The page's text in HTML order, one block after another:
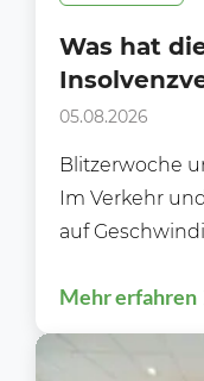
Was hat
05.08.2026
Blitzerwoche
Im Verkehr
auf
Mehr erfahren